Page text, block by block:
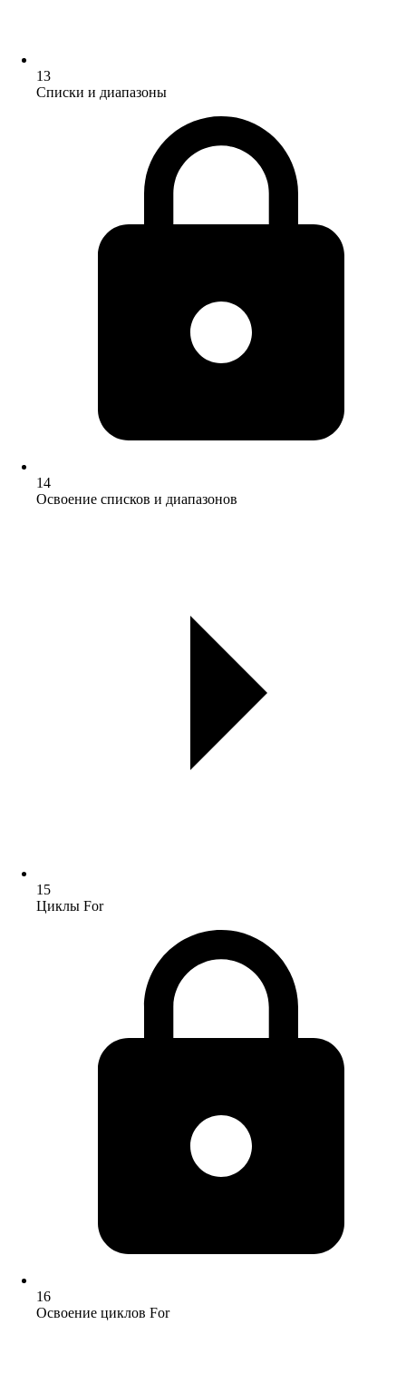
13
Списки и диапазоны
14
Освоение списков и диапазонов
15
Циклы For
16
Освоение циклов For